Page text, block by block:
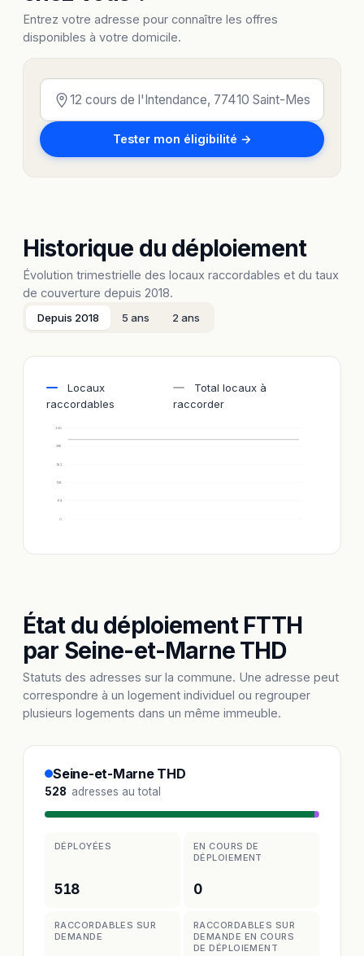
Entrez votre adresse pour connaître les offres
disponibles à votre domicile.
Tester mon éligibilité →
Historique du déploiement
Évolution trimestrielle des locaux raccordables et du taux
de couverture depuis 2018.
Depuis 2018 5 ans 2 ans
Locaux
raccordables
Total locaux à
raccorder
0
64
128
192
256
320
État du déploiement FTTH
par Seine-et-Marne THD
Statuts des adresses sur la commune. Une adresse peut
correspondre à un logement individuel ou regrouper
plusieurs logements dans un même immeuble.
Seine-et-Marne THD
528 adresses au total
DÉPLOYÉES
518
EN COURS DE
DÉPLOIEMENT
0
RACCORDABLES SUR
DEMANDE
RACCORDABLES SUR
DEMANDE EN COURS
DE DÉPLOIEMENT